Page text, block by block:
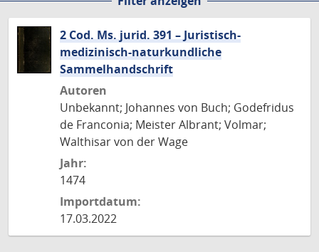
2 Cod. Ms. jurid. 391 – Juristisch-
medizinisch-naturkundliche
Sammelhandschrift
Autoren
Unbekannt; Johannes von Buch; Godefridus
de Franconia; Meister Albrant; Volmar;
Walthisar von der Wage
Jahr:
1474
Importdatum:
17.03.2022